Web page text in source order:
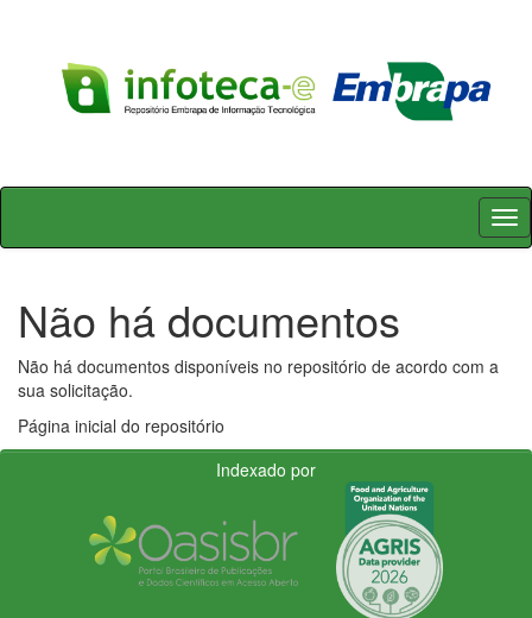
Skip
Não há documentos
Não há documentos disponíveis no repositório de acordo com a
sua solicitação.
Página inicial do repositório
Indexado por